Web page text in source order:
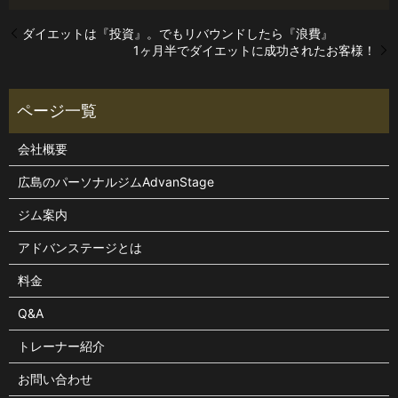
ダイエットは『投資』。でもリバウンドしたら『浪費』
1ヶ月半でダイエットに成功されたお客様！
会社概要
広島のパーソナルジムAdvanStage
ジム案内
アドバンステージとは
料金
Q&A
トレーナー紹介
お問い合わせ